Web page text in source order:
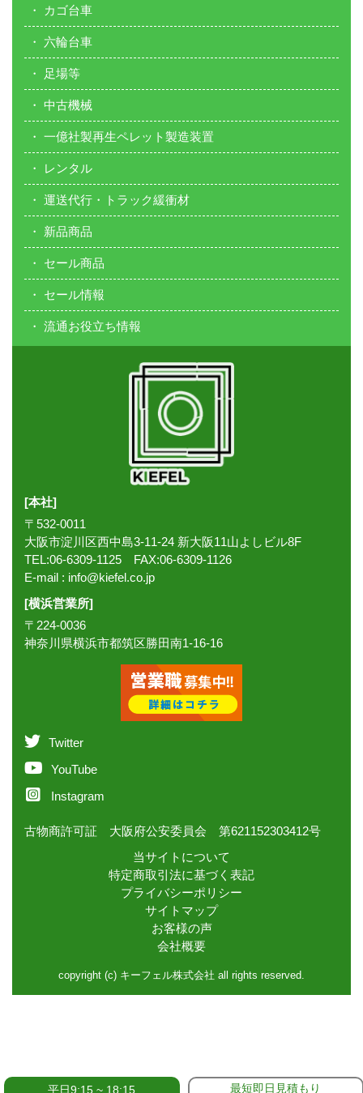
平日9:15 ~ 18:15 最短即日見積もり
カゴ台車
六輪台車
足場等
中古機械
一億社製再生ペレット製造装置
レンタル
運送代行・トラック緩衝材
新品商品
セール商品
セール情報
流通お役立ち情報
[本社]
〒532-0011
大阪市淀川区西中島3-11-24 新大阪11山よしビル8F
TEL:06-6309-1125 FAX:06-6309-1126
E-mail : info@kiefel.co.jp
[横浜営業所]
〒224-0036
神奈川県横浜市都筑区勝田南1-16-16
Twitter
YouTube
Instagram
古物商許可証 大阪府公安委員会 第621152303412号
当サイトについて
特定商取引法に基づく表記
プライバシーポリシー
サイトマップ
お客様の声
会社概要
copyright (c) キーフェル株式会社 all rights reserved.